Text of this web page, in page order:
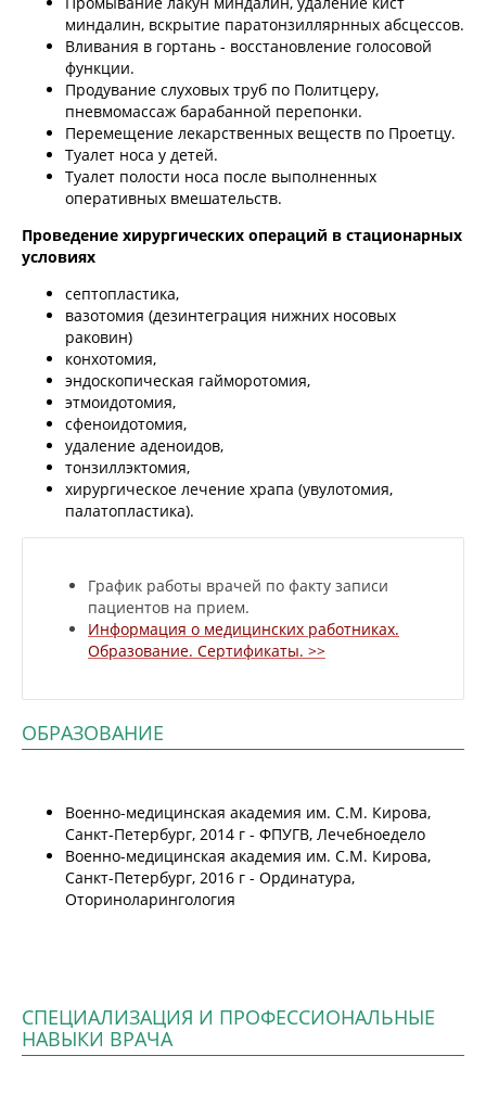
миндалин, вскрытие паратонзиллярнных абсцессов.
Вливания в гортань - восстановление голосовой
функции.
Продувание слуховых труб по Политцеру,
пневмомассаж барабанной перепонки.
Перемещение лекарственных веществ по Проетцу.
Туалет носа у детей.
Туалет полости носа после выполненных
оперативных вмешательств.
Проведение хирургических операций в стационарных
условиях
септопластика,
вазотомия (дезинтеграция нижних носовых
раковин)
конхотомия,
эндоскопическая гайморотомия,
этмоидотомия,
сфеноидотомия,
удаление аденоидов,
тонзиллэктомия,
хирургическое лечение храпа (увулотомия,
палатопластика).
График работы врачей по факту записи
пациентов на прием.
Информация о медицинских работниках.
Образование. Сертификаты. >>
ОБРАЗОВАНИЕ
Военно-медицинская академия им. С.М. Кирова,
Санкт-Петербург, 2014 г - ФПУГВ, Лечебноедело
Военно-медицинская академия им. С.М. Кирова,
Санкт-Петербург, 2016 г - Ординатура,
Оториноларингология
СПЕЦИАЛИЗАЦИЯ И ПРОФЕССИОНАЛЬНЫЕ
НАВЫКИ ВРАЧА